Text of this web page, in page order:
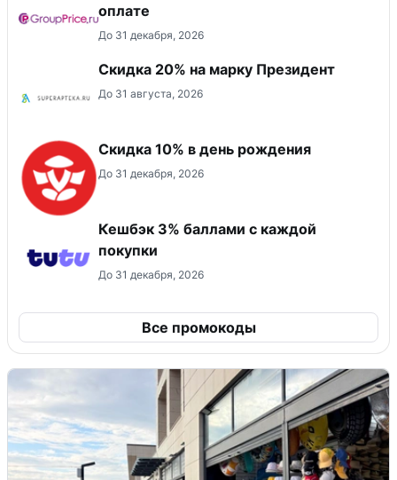
оплате
До 31 декабря, 2026
Скидка 20% на марку Президент
До 31 августа, 2026
Скидка 10% в день рождения
До 31 декабря, 2026
Кешбэк 3% баллами с каждой
покупки
До 31 декабря, 2026
Все промокоды